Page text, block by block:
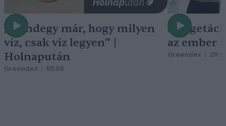
„Mindegy már, hogy milyen
víz, csak víz legyen” |
Holnapután
Greendex 55:58
A
az ember
Greendex